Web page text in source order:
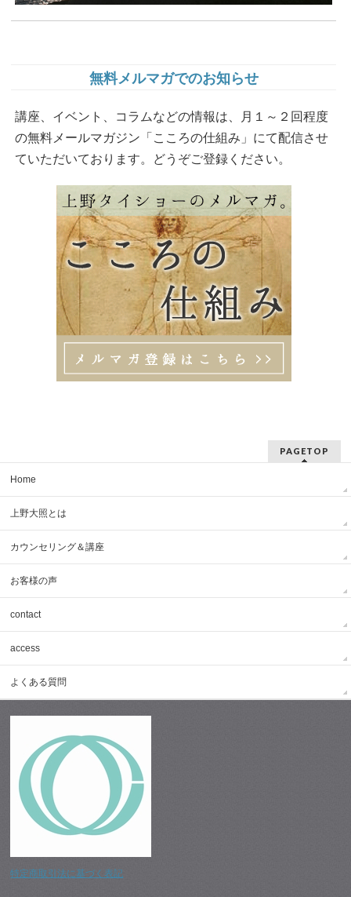
無料メルマガでのお知らせ
講座、イベント、コラムなどの情報は、月１～２回程度
の無料メールマガジン「こころの仕組み」にて配信させ
ていただいております。どうぞご登録ください。
PAGETOP
Home
上野大照とは
カウンセリング＆講座
お客様の声
contact
access
よくある質問
特定商取引法に基づく表記